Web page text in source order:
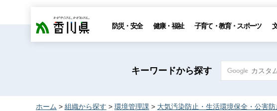
香川県 防災・安全 健康・福祉 子育て・教育・スポーツ
キーワードから探す
ホーム > 組織から探す > 環境管理課 > 大気汚染防止・生活環境保全・公害防